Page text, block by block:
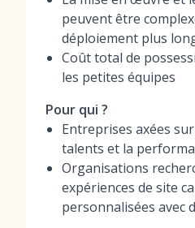
peuvent être
déploiement plus
Coût total de
les petites équipes
Pour qui ?
Entreprises axées
talents et la
Organisations
expériences de site
personnalisées avec